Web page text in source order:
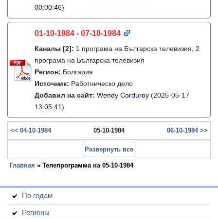
00:00:46)
01-10-1984 - 07-10-1984
Каналы [2]: 1 програма на Българска телевизия, 2
програма на Българска телевизия
Регион: Болгария
Источник: Работническо дело
Добавил на сайт: Wendy Corduroy (2025-05-17
13:05:41)
<< 04-10-1984 05-10-1984 06-10-1984 >>
Развернуть все
Главная » Телепрограмма на 05-10-1984
По годам
Регионы